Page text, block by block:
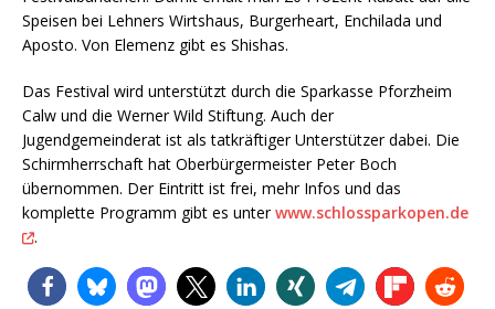
Speisen bei Lehners Wirtshaus, Burgerheart, Enchilada und
Aposto. Von Elemenz gibt es Shishas.
Das Festival wird unterstützt durch die Sparkasse Pforzheim
Calw und die Werner Wild Stiftung. Auch der
Jugendgemeinderat ist als tatkräftiger Unterstützer dabei. Die
Schirmherrschaft hat Oberbürgermeister Peter Boch
übernommen. Der Eintritt ist frei, mehr Infos und das
komplette Programm gibt es unterwww.schlossparkopen.de
.